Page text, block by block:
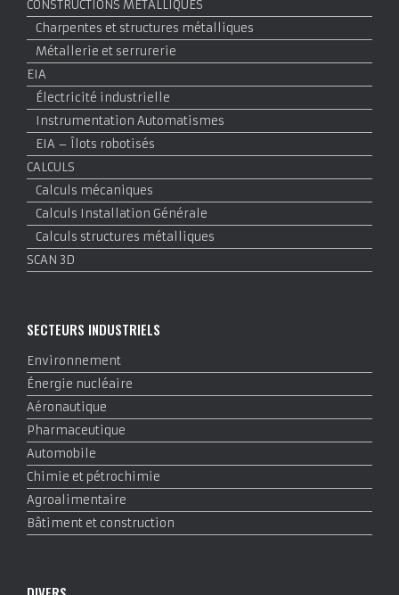
CONSTRUCTIONS MÉTALLIQUES
Charpentes et structures métalliques
Métallerie et serrurerie
EIA
Électricité industrielle
Instrumentation Automatismes
EIA – Îlots robotisés
CALCULS
Calculs mécaniques
Calculs Installation Générale
Calculs structures métalliques
SCAN 3D
SECTEURS INDUSTRIELS
Environnement
Énergie nucléaire
Aéronautique
Pharmaceutique
Automobile
Chimie et pétrochimie
Agroalimentaire
Bâtiment et construction